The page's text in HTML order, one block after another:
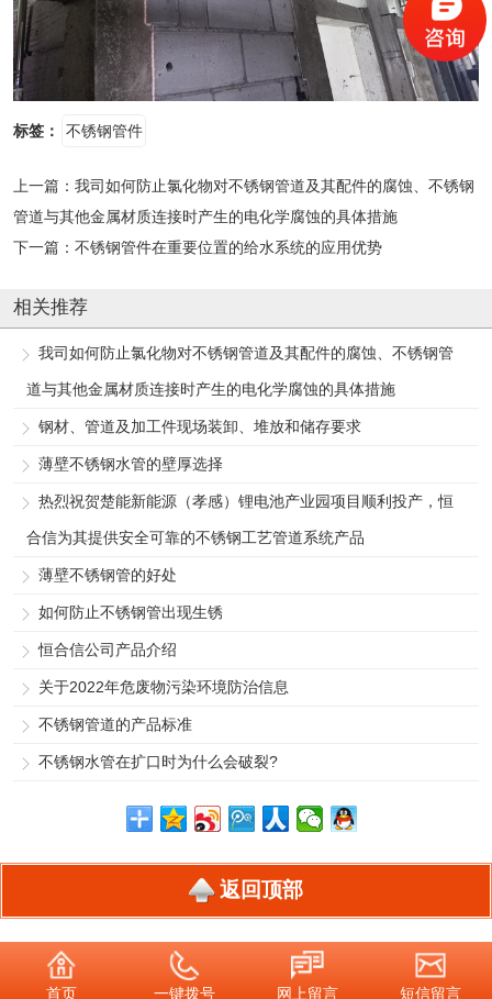
标签： 不锈钢管件
上一篇： 我司如何防止氯化物对不锈钢管道及其配件的腐蚀、不锈钢
管道与其他金属材质连接时产生的电化学腐蚀的具体措施
下一篇： 不锈钢管件在重要位置的给水系统的应用优势
相关推荐
我司如何防止氯化物对不锈钢管道及其配件的腐蚀、不锈钢管
道与其他金属材质连接时产生的电化学腐蚀的具体措施
钢材、管道及加工件现场装卸、堆放和储存要求
薄壁不锈钢水管的壁厚选择
热烈祝贺楚能新能源（孝感）锂电池产业园项目顺利投产，恒
合信为其提供安全可靠的不锈钢工艺管道系统产品
薄壁不锈钢管的好处
如何防止不锈钢管出现生锈
恒合信公司产品介绍
关于2022年危废物污染环境防治信息
不锈钢管道的产品标准
不锈钢水管在扩口时为什么会破裂?
首页 一键拨号 网上留言 短信留言
返回顶部